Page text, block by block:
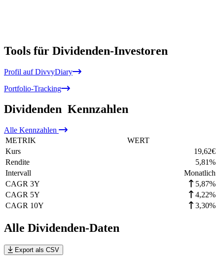
Tools für Dividenden-Investoren
Profil auf DivvyDiary
Portfolio-Tracking
Dividenden Kennzahlen
Alle Kennzahlen
METRIK
WERT
Kurs
19,62€
Rendite
5,81%
Intervall
Monatlich
CAGR 3Y
5,87%
CAGR 5Y
4,22%
CAGR 10Y
3,30%
Alle Dividenden-Daten
Export als CSV